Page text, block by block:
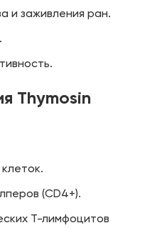
и заживления ран.
Thymosin
(CD4+).
Т-лимфоцитов